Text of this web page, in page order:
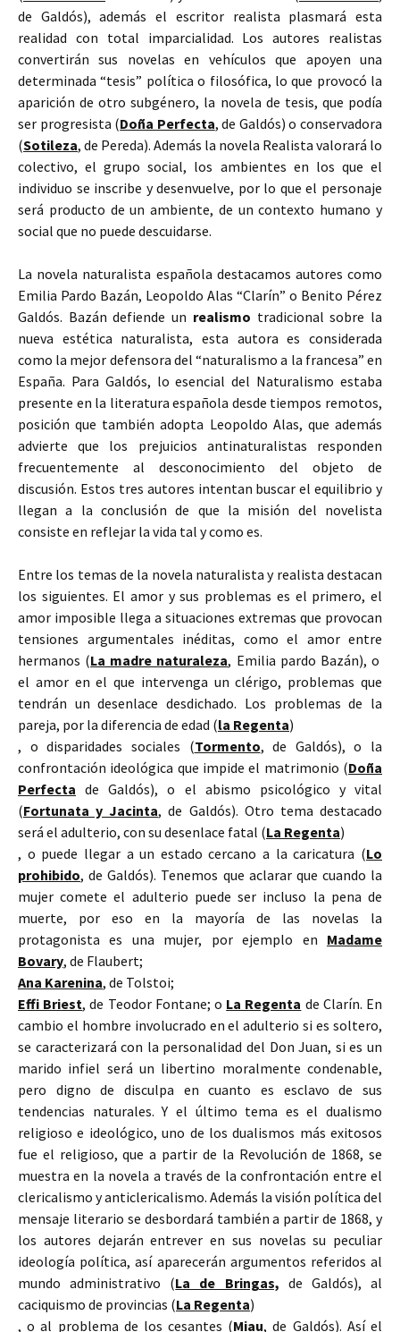
de Galdós), además el escritor realista plasmará esta
realidad con total imparcialidad. Los autores realistas
convertirán sus novelas en vehículos que apoyen una
determinada “tesis” política o filosófica, lo que provocó la
aparición de otro subgénero, la novela de tesis, que podía
ser progresista (Doña Perfecta, de Galdós) o conservadora
(Sotileza, de Pereda). Además la novela Realista valorará lo
colectivo, el grupo social, los ambientes en los que el
individuo se inscribe y desenvuelve, por lo que el personaje
será producto de un ambiente, de un contexto humano y
social que no puede descuidarse.
La novela naturalista española destacamos autores como
Emilia Pardo Bazán, Leopoldo Alas “Clarín” o Benito Pérez
Galdós. Bazán defiende un realismo tradicional sobre la
nueva estética naturalista, esta autora es considerada
como la mejor defensora del “naturalismo a la francesa” en
España. Para Galdós, lo esencial del Naturalismo estaba
presente en la literatura española desde tiempos remotos,
posición que también adopta Leopoldo Alas, que además
advierte que los prejuicios antinaturalistas responden
frecuentemente al desconocimiento del objeto de
discusión. Estos tres autores intentan buscar el equilibrio y
llegan a la conclusión de que la misión del novelista
consiste en reflejar la vida tal y como es.
Entre los temas de la novela naturalista y realista destacan
los siguientes. El amor y sus problemas es el primero, el
amor imposible llega a situaciones extremas que provocan
tensiones argumentales inéditas, como el amor entre
hermanos (La madre naturaleza, Emilia pardo Bazán), o
el amor en el que intervenga un clérigo, problemas que
tendrán un desenlace desdichado. Los problemas de la
pareja, por la diferencia de edad (la Regenta)
, o disparidades sociales (Tormento, de Galdós), o la
confrontación ideológica que impide el matrimonio (Doña
Perfecta de Galdós), o el abismo psicológico y vital
(Fortunata y Jacinta, de Galdós). Otro tema destacado
será el adulterio, con su desenlace fatal (La Regenta)
, o puede llegar a un estado cercano a la caricatura (Lo
prohibido, de Galdós). Tenemos que aclarar que cuando la
mujer comete el adulterio puede ser incluso la pena de
muerte, por eso en la mayoría de las novelas la
protagonista es una mujer, por ejemplo en Madame
Bovary, de Flaubert;
Ana Karenina, de Tolstoi;
Effi Briest, de Teodor Fontane; o La Regenta de Clarín. En
cambio el hombre involucrado en el adulterio si es soltero,
se caracterizará con la personalidad del Don Juan, si es un
marido infiel será un libertino moralmente condenable,
pero digno de disculpa en cuanto es esclavo de sus
tendencias naturales. Y el último tema es el dualismo
religioso e ideológico, uno de los dualismos más exitosos
fue el religioso, que a partir de la Revolución de 1868, se
muestra en la novela a través de la confrontación entre el
clericalismo y anticlericalismo. Además la visión política del
mensaje literario se desbordará también a partir de 1868, y
los autores dejarán entrever en sus novelas su peculiar
ideología política, así aparecerán argumentos referidos al
mundo administrativo (La de Bringas, de Galdós), al
caciquismo de provincias (La Regenta)
, o al problema de los cesantes (Miau, de Galdós). Así el